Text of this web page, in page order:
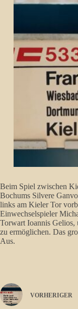
Beim Spiel zwischen
Bochums Silvere
links am Kieler Tor
Einwechselspieler
Torwart Ioannis Gelios,
zu ermöglichen. Das
Aus.
VORHERIGER